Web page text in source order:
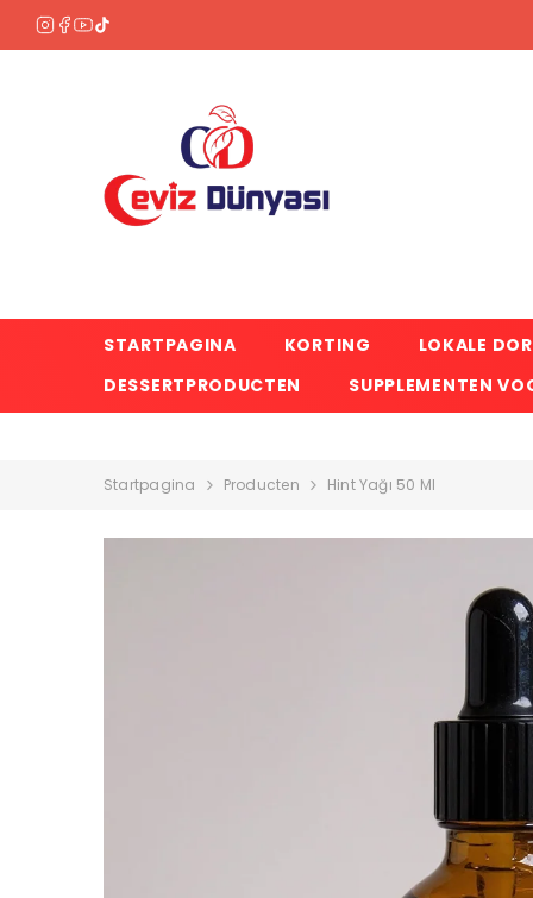
STARTPAGINA KORTING
LOKALE
DESSERTPRODUCTEN
SUPPLEMENTEN
Startpagina Producten Hint Yağı 50 Ml